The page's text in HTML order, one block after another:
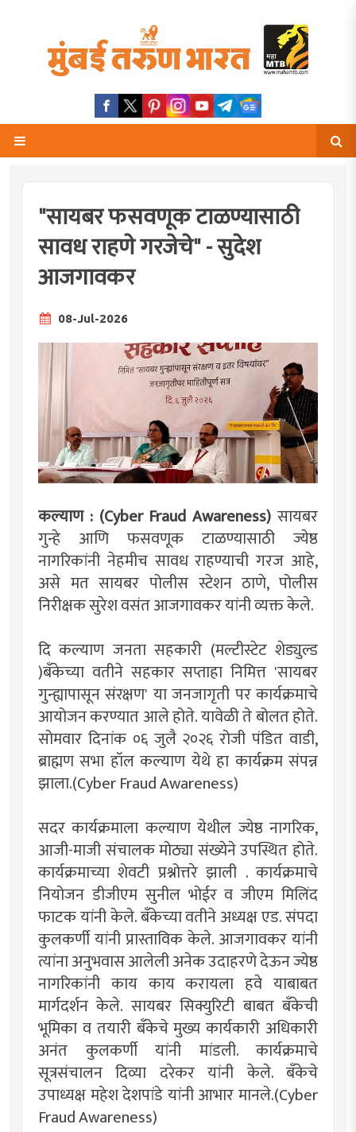
"सायबर फसवणूक टाळण्यासाठी
सावध राहणे गरजेचे" - सुदेश
आजगावकर
08-Jul-2026
कल्याण : (Cyber Fraud Awareness) सायबर
गुन्हे आणि फसवणूक टाळण्यासाठी ज्येष्ठ
नागरिकांनी नेहमीच सावध राहण्याची गरज आहे,
असे मत सायबर पोलीस स्टेशन ठाणे, पोलीस
निरीक्षक सुरेश वसंत आजगावकर यांनी व्यक्त केले.
दि कल्याण जनता सहकारी (मल्टीस्टेट शेड्युल्ड
)बँकेच्या वतीने सहकार सप्ताहा निमित्त 'सायबर
गुन्ह्यापासून संरक्षण' या जनजागृती पर कार्यक्रमाचे
आयोजन करण्यात आले होते. यावेळी ते बोलत होते.
सोमवार दिनांक ०६ जुलै २०२६ रोजी पंडित वाडी,
ब्राह्मण सभा हॉल कल्याण येथे हा कार्यक्रम संपन्न
झाला.(Cyber Fraud Awareness)
सदर कार्यक्रमाला कल्याण येथील ज्येष्ठ नागरिक,
आजी-माजी संचालक मोठ्या संख्येने उपस्थित होते.
कार्यक्रमाच्या शेवटी प्रश्नोत्तरे झाली . कार्यक्रमाचे
नियोजन डीजीएम सुनील भोईर व जीएम मिलिंद
फाटक यांनी केले. बँकेच्या वतीने अध्यक्ष एड. संपदा
कुलकर्णी यांनी प्रास्ताविक केले. आजगावकर यांनी
त्यांना अनुभवास आलेली अनेक उदाहरणे देऊन ज्येष्ठ
नागरिकांनी काय काय करायला हवे याबाबत
मार्गदर्शन केले. सायबर सिक्युरिटी बाबत बँकेची
भूमिका व तयारी बँकेचे मुख्य कार्यकारी अधिकारी
अनंत कुलकर्णी यांनी मांडली. कार्यक्रमाचे
सूत्रसंचालन दिव्या दरेकर यांनी केले. बँकेचे
उपाध्यक्ष महेश देशपांडे यांनी आभार मानले.(Cyber
Fraud Awareness)